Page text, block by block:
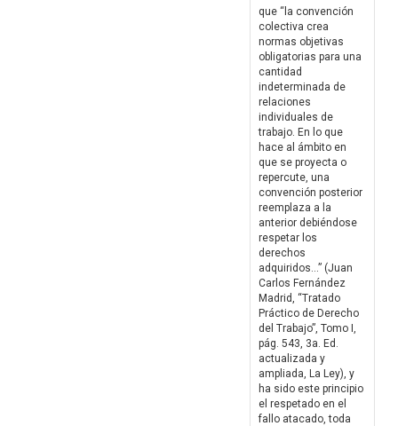
que “la convención
colectiva crea
normas objetivas
obligatorias para una
cantidad
indeterminada de
relaciones
individuales de
trabajo. En lo que
hace al ámbito en
que se proyecta o
repercute, una
convención posterior
reemplaza a la
anterior debiéndose
respetar los
derechos
adquiridos...” (Juan
Carlos Fernández
Madrid, “Tratado
Práctico de Derecho
del Trabajo”, Tomo I,
pág. 543, 3a. Ed.
actualizada y
ampliada, La Ley), y
ha sido este principio
el respetado en el
fallo atacado, toda